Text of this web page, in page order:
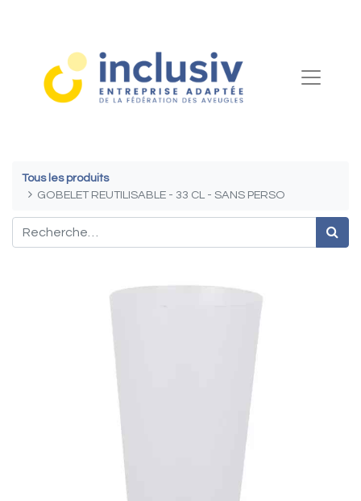
Tous les produits
GOBELET REUTILISABLE - 33 CL - SANS PERSO